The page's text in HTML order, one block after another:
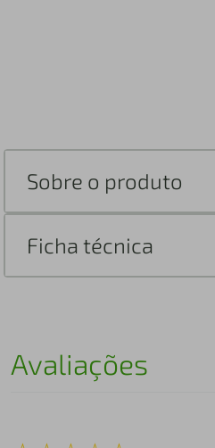
Sobre o produto
Ficha técnica
Avaliações